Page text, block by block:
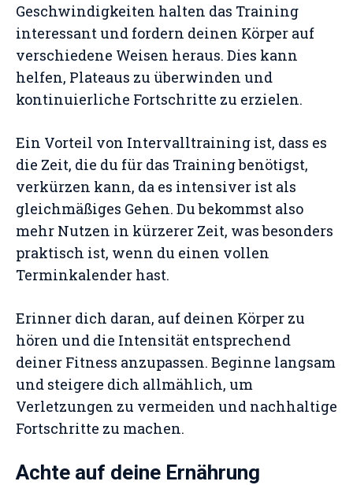
Geschwindigkeiten halten das Training
interessant und fordern deinen Körper auf
verschiedene Weisen heraus. Dies kann
helfen, Plateaus zu überwinden und
kontinuierliche Fortschritte zu erzielen.
Ein Vorteil von Intervalltraining ist, dass es
die Zeit, die du für das Training benötigst,
verkürzen kann, da es intensiver ist als
gleichmäßiges Gehen. Du bekommst also
mehr Nutzen in kürzerer Zeit, was besonders
praktisch ist, wenn du einen vollen
Terminkalender hast.
Erinner dich daran, auf deinen Körper zu
hören und die Intensität entsprechend
deiner Fitness anzupassen. Beginne langsam
und steigere dich allmählich, um
Verletzungen zu vermeiden und nachhaltige
Fortschritte zu machen.
Achte auf deine Ernährung